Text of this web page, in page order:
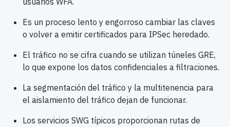
Es un proceso lento y engorroso cambiar las claves
o volver a emitir certificados para IPSec heredado.
El tráfico no se cifra cuando se utilizan túneles GRE,
lo que expone los datos confidenciales a filtraciones.
La segmentación del tráfico y la multitenencia para
el aislamiento del tráfico dejan de funcionar.
Los servicios SWG típicos proporcionan rutas de